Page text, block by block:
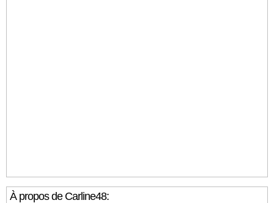
À propos de Carline48: